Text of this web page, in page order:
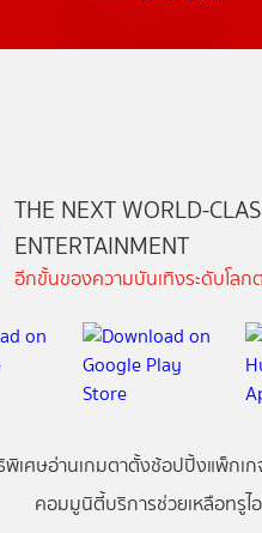
THE NEXT WORLD-
ENTERTAINMENT
อีกขั้นของความบันเทิงระดับโลก
เศษอ่านเกมตาตั้งช้อปปิ้งแพ็กเก
คอมมูนิตี้บริการช่วยเหลือทรูไ